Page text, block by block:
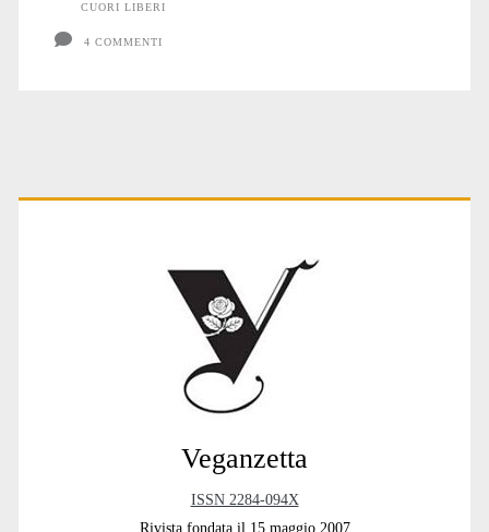
CUORI LIBERI
4 COMMENTI
Primary
Veganzetta
ISSN 2284-094X
Rivista fondata il 15 maggio 2007